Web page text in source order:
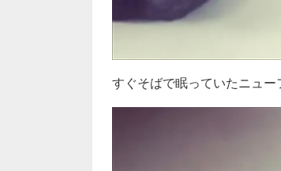
すぐそばで眠っていたニュ